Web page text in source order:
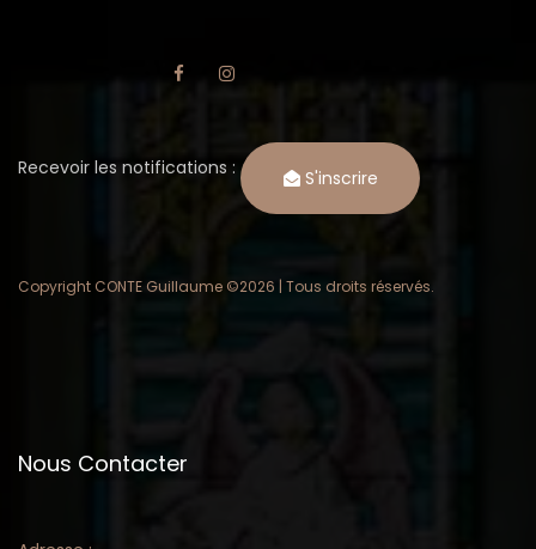
Recevoir les notifications : S'inscrire
Copyright CONTE Guillaume ©2026 | Tous droits réservés.
Nous Contacter